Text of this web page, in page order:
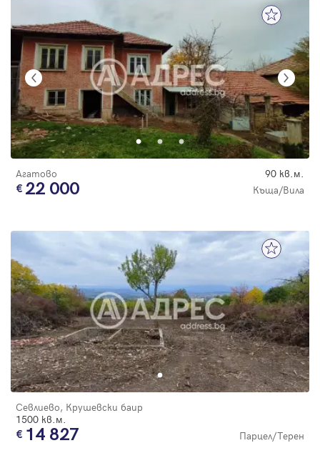
Агатово 90 кв.м.
22 000 Къща/Вила
Севлиево, Крушевски баир
1500 кв.м.
14 827 Парцел/Терен